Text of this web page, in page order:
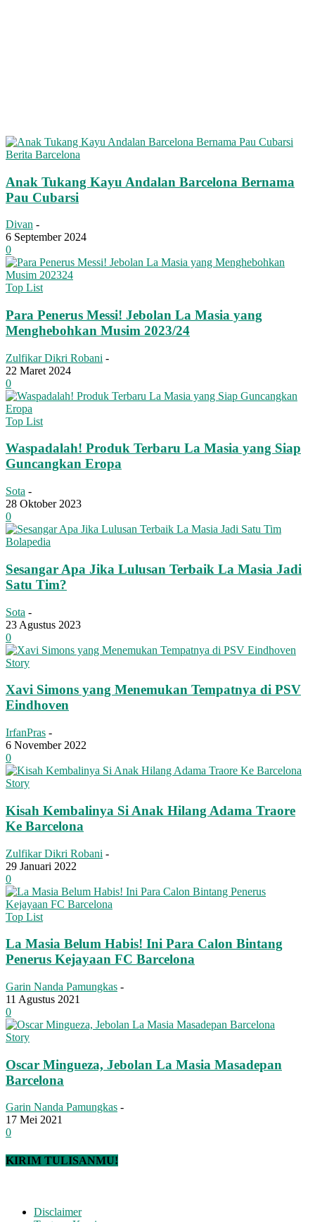
Berita Barcelona
Anak Tukang Kayu Andalan Barcelona Bernama
Pau Cubarsi
Divan -
6 September 2024
0
Top List
Para Penerus Messi! Jebolan La Masia yang
Menghebohkan Musim 2023/24
Zulfikar Dikri Robani -
22 Maret 2024
0
Top List
Waspadalah! Produk Terbaru La Masia yang Siap
Guncangkan Eropa
Sota -
28 Oktober 2023
0
Bolapedia
Sesangar Apa Jika Lulusan Terbaik La Masia Jadi
Satu Tim?
Sota -
23 Agustus 2023
0
Story
Xavi Simons yang Menemukan Tempatnya di PSV
Eindhoven
IrfanPras -
6 November 2022
0
Story
Kisah Kembalinya Si Anak Hilang Adama Traore
Ke Barcelona
Zulfikar Dikri Robani -
29 Januari 2022
0
Top List
La Masia Belum Habis! Ini Para Calon Bintang
Penerus Kejayaan FC Barcelona
Garin Nanda Pamungkas -
11 Agustus 2021
0
Story
Oscar Mingueza, Jebolan La Masia Masadepan
Barcelona
Garin Nanda Pamungkas -
17 Mei 2021
0
KIRIM TULISANMU!
Disclaimer